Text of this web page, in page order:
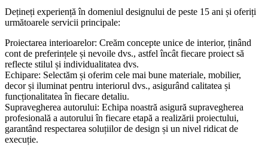
Dețineți experiență în domeniul designului de peste 15 ani și oferiți
următoarele servicii principale:
Proiectarea interioarelor: Creăm concepte unice de interior, ținând
cont de preferințele și nevoile dvs., astfel încât fiecare proiect să
reflecte stilul și individualitatea dvs.
Echipare: Selectăm și oferim cele mai bune materiale, mobilier,
decor și iluminat pentru interiorul dvs., asigurând calitatea și
funcționalitatea în fiecare detaliu.
Supravegherea autorului: Echipa noastră asigură supravegherea
profesională a autorului în fiecare etapă a realizării proiectului,
garantând respectarea soluțiilor de design și un nivel ridicat de
execuție.